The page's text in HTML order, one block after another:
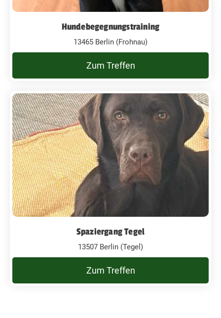
Hundebegegnungstraining
13465 Berlin (Frohnau)
Zum Treffen
Spaziergang Tegel
13507 Berlin (Tegel)
Zum Treffen